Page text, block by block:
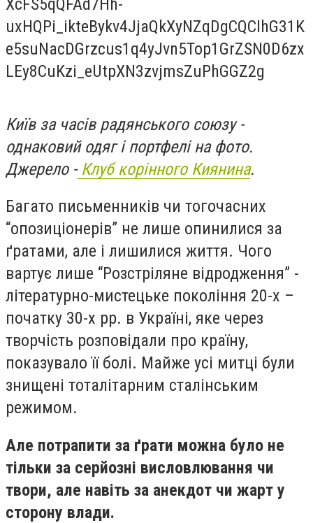
Київ за часів радянського союзу -
однаковий одяг і портфелі на фото.
Джерело -Клуб корінного Киянина.
Багато письменників чи тогочасних
“опозиціонерів” не лише опинилися за
ґратами, але і лишилися життя. Чого
вартує лише “Розстріляне відродження” -
літературно-мистецьке покоління 20-х –
початку 30-х рр. в Україні, яке через
творчість розповідали про країну,
показувало її болі. Майже усі митці були
знищені тоталітарним сталінським
режимом.
Але потрапити за ґрати можна було не
тільки за серйозні висловлювання чи
твори, але навіть за анекдот чи жарт у
сторону влади.